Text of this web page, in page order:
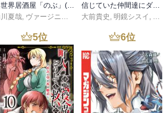
異世界居酒屋「のぶ」(22)
夏哉, ヴァージニア二等兵 ,転
信じていた仲間達にダンジョン奥地で殺されかけたがギフト『無限ガチャ』でレベル９９９９の仲間達を手に入れて元パーティーメンバーと世界に復讐＆『ざまぁ！』します！（２３）
大前貴史 , 明鏡シスイ , ｔ
5位 6位